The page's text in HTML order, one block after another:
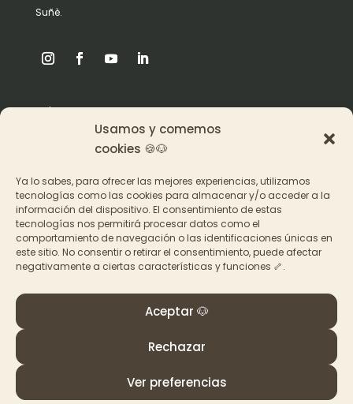
Usamos y comemos
cookies 🍪🐶
Ya lo sabes, para ofrecer las mejores experiencias, utilizamos
tecnologías como las cookies para almacenar y/o acceder a la
información del dispositivo. El consentimiento de estas
tecnologías nos permitirá procesar datos como el
comportamiento de navegación o las identificaciones únicas en
este sitio. No consentir o retirar el consentimiento, puede afectar
negativamente a ciertas características y funciones 🦴.
Aceptar 🐶
Rechazar
Ver preferencias
Suñè.
Origen
Pat en los medios
Acceder a los cursos
Contacto
Términos y Condiciones–Política de privacidad y